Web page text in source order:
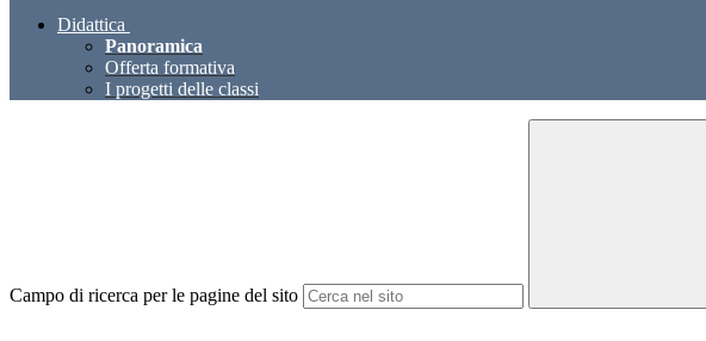
Didattica
Panoramica
Offerta formativa
I progetti delle classi
Campo di ricerca per le pagine del sito